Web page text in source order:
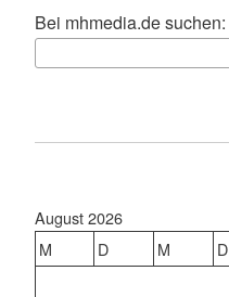
Bei mhmedia.de suchen:
August 2026
M
D M D